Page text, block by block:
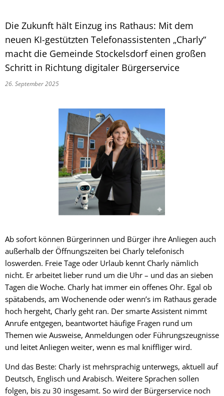
Die Zukunft hält Einzug ins Rathaus: Mit dem
neuen KI-gestützten Telefonassistenten „Charly“
macht die Gemeinde Stockelsdorf einen großen
Schritt in Richtung digitaler Bürgerservice
26. September 2025
Ab sofort können Bürgerinnen und Bürger ihre Anliegen auch
außerhalb der Öffnungszeiten bei Charly telefonisch
loswerden. Freie Tage oder Urlaub kennt Charly nämlich
nicht. Er arbeitet lieber rund um die Uhr – und das an sieben
Tagen die Woche. Charly hat immer ein offenes Ohr. Egal ob
spätabends, am Wochenende oder wenn’s im Rathaus gerade
hoch hergeht, Charly geht ran. Der smarte Assistent nimmt
Anrufe entgegen, beantwortet häufige Fragen rund um
Themen wie Ausweise, Anmeldungen oder Führungszeugnisse
und leitet Anliegen weiter, wenn es mal kniffliger wird.
Und das Beste: Charly ist mehrsprachig unterwegs, aktuell auf
Deutsch, Englisch und Arabisch. Weitere Sprachen sollen
folgen, bis zu 30 insgesamt. So wird der Bürgerservice noch